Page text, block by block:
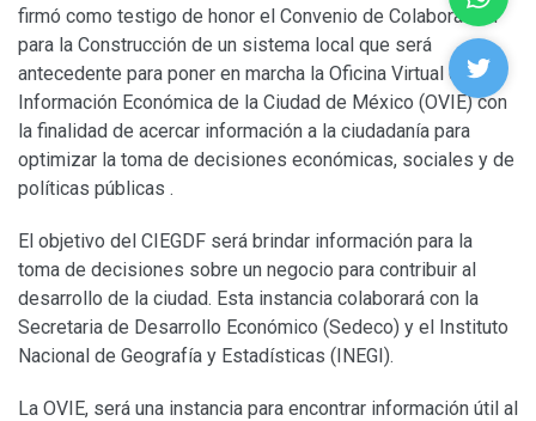
firmó como testigo de honor el Convenio de Colaboración
para la Construcción de un sistema local que será
antecedente para poner en marcha la Oficina Virtual de
Información Económica de la Ciudad de México (OVIE) con
la finalidad de acercar información a la ciudadanía para
optimizar la toma de decisiones económicas, sociales y de
políticas públicas .
El objetivo del CIEGDF será brindar información para la
toma de decisiones sobre un negocio para contribuir al
desarrollo de la ciudad. Esta instancia colaborará con la
Secretaria de Desarrollo Económico (Sedeco) y el Instituto
Nacional de Geografía y Estadísticas (INEGI).
La OVIE, será una instancia para encontrar información útil al